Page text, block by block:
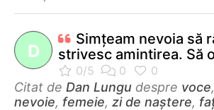
D
Simţeam nevoia să
strivesc amintirea. Să
Citat de Dan Lungu despre voce,
nevoie, femeie, zi de naștere,